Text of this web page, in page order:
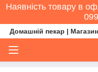
Наявність товару в
Домашній пекар |